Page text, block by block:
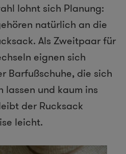
lohnt sich Planung:
natürlich an die
Als Zweitpaar für
eignen sich
Barfußschuhe, die sich
lassen und kaum ins
der Rucksack
leicht.